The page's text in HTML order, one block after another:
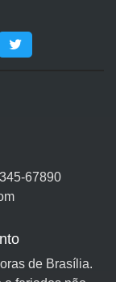
67890
de Brasília.